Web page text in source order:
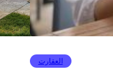
العقارت